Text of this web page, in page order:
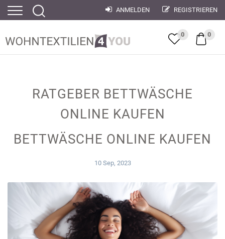
ANMELDEN REGISTRIEREN
0 0
RATGEBER BETTWÄSCHE
ONLINE KAUFEN
BETTWÄSCHE ONLINE KAUFEN
10 Sep, 2023